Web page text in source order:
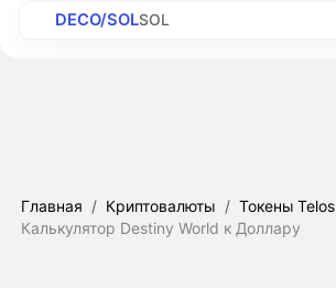
DECO/SOLSOL
Главная / Криптовалюты / Токены Telos
Калькулятор Destiny World к Доллару